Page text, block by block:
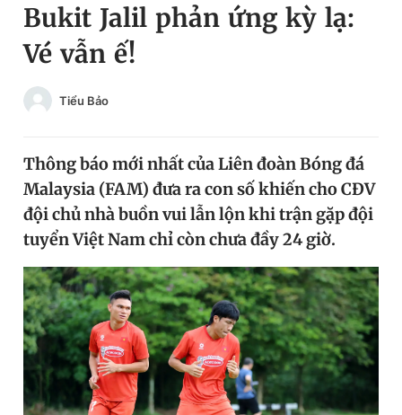
Chuyên mục khác
Chào ngày mới
Tin thị trường
Video Magazine
Sản phẩm khác
Tiện ích Bạn cần biết
Thông tin tòa soạn Liên hệ quảng cáo
Tin đã xem
Bukit Jalil phản ứng kỳ lạ:
Vé vẫn ế!
Tiểu Bảo
Thông báo mới nhất của Liên đoàn Bóng đá
Malaysia (FAM) đưa ra con số khiến cho CĐV
đội chủ nhà buồn vui lẫn lộn khi trận gặp đội
tuyển Việt Nam chỉ còn chưa đầy 24 giờ.